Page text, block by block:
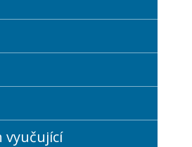
vyučující